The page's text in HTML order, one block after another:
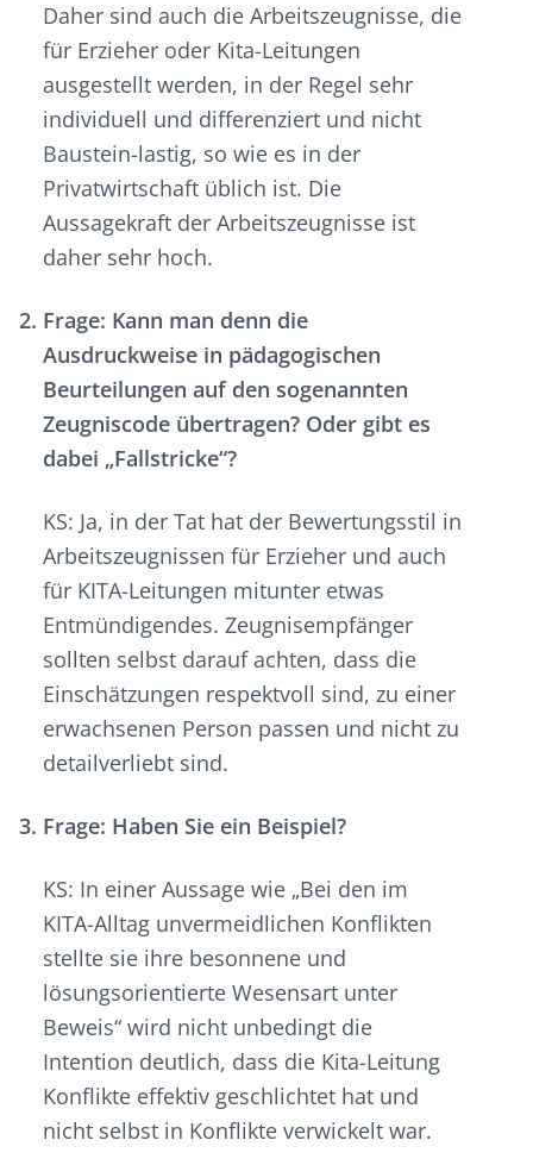
Daher sind auch die Arbeitszeugnisse, die
für Erzieher oder Kita-Leitungen
ausgestellt werden, in der Regel sehr
individuell und differenziert und nicht
Baustein-lastig, so wie es in der
Privatwirtschaft üblich ist. Die
Aussagekraft der Arbeitszeugnisse ist
daher sehr hoch.
Frage: Kann man denn die
Ausdruckweise in pädagogischen
Beurteilungen auf den sogenannten
Zeugniscode übertragen? Oder gibt es
dabei „Fallstricke“?
KS: Ja, in der Tat hat der Bewertungsstil in
Arbeitszeugnissen für Erzieher und auch
für KITA-Leitungen mitunter etwas
Entmündigendes. Zeugnisempfänger
sollten selbst darauf achten, dass die
Einschätzungen respektvoll sind, zu einer
erwachsenen Person passen und nicht zu
detailverliebt sind.
Frage: Haben Sie ein Beispiel?
KS: In einer Aussage wie „Bei den im
KITA-Alltag unvermeidlichen Konflikten
stellte sie ihre besonnene und
lösungsorientierte Wesensart unter
Beweis“ wird nicht unbedingt die
Intention deutlich, dass die Kita-Leitung
Konflikte effektiv geschlichtet hat und
nicht selbst in Konflikte verwickelt war.